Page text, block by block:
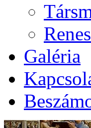
Galéria